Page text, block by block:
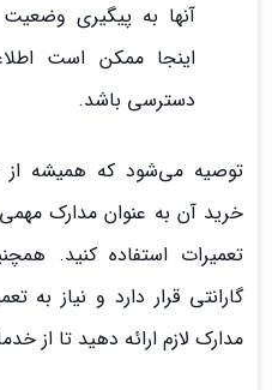
آنها به پیگیری وضعیت
اینجا ممکن است
دسترسی باشد.
توصیه می‌شود که همیشه از
خرید آن به عنوان مدارک
تعمیرات استفاده کنید.
گارانتی قرار دارد و نیاز به
مدارک لازم ارائه دهید تا از